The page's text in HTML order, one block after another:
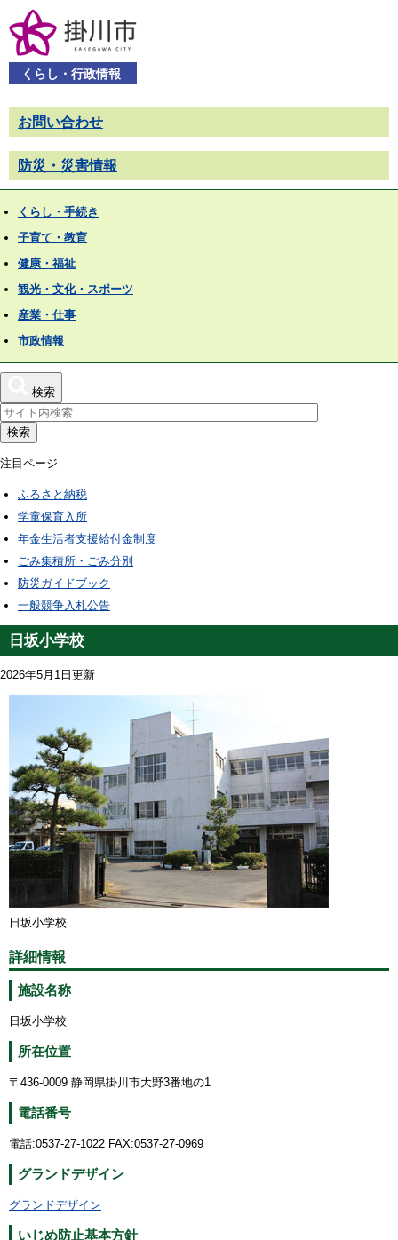
くらし・行政情報
お問い合わせ
防災・災害情報
くらし・手続き
子育て・教育
健康・福祉
観光・文化・スポーツ
産業・仕事
市政情報
検索
検索
注目ページ
ふるさと納税
学童保育入所
年金生活者支援給付金制度
ごみ集積所・ごみ分別
防災ガイドブック
一般競争入札公告
日坂小学校
2026年5月1日更新
日坂小学校
詳細情報
施設名称
日坂小学校
所在位置
〒436-0009 静岡県掛川市大野3番地の1
電話番号
電話:0537-27-1022 FAX:0537-27-0969
グランドデザイン
グランドデザイン
いじめ防止基本方針